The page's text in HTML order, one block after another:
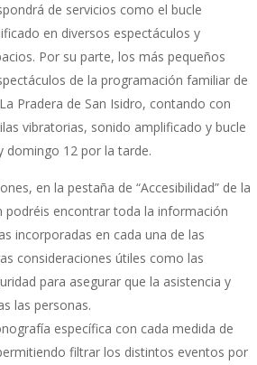
de servicios como el bucle
en diversos espectáculos y
Por su parte, los más pequeños
de la programación familiar de
Pradera de San Isidro, contando con
vibratorias, sonido amplificado y bucle
domingo 12 por la tarde.
en la pestaña de “Accesibilidad” de la
podréis encontrar toda la información
incorporadas en cada una de las
consideraciones útiles como las
para asegurar que la asistencia y
las personas.
específica con cada medida de
filtrar los distintos eventos por